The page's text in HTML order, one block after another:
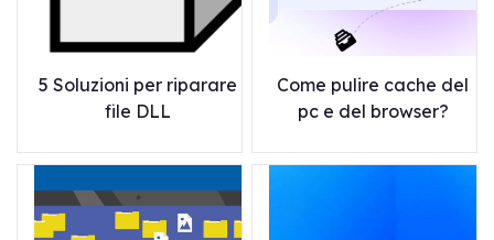
5 Soluzioni per riparare
file DLL
Come pulire cache del
pc e del browser?